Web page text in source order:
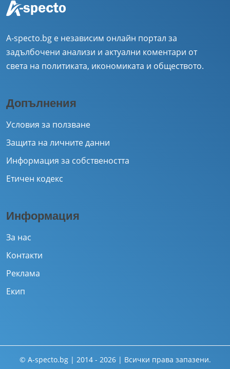
A-specto.bg е независим онлайн портал за
задълбочени анализи и актуални коментари от
света на политиката, икономиката и обществото.
Допълнения
Условия за ползване
Защита на личните данни
Информация за собствеността
Етичен кодекс
Информация
За нас
Контакти
Реклама
Екип
© A-specto.bg | 2014 - 2026 | Всички права запазени.